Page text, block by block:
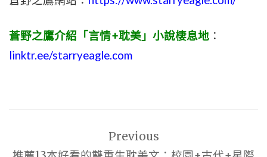
蒼野之鷹介紹「言情+耽美」小說棲息地 ：
linktr.ee/starryeagle.com
Previous